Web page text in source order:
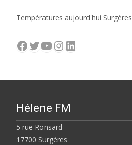
Températures aujourd'hui Surgères
Facebook
Twitter
YouTube
Instagram
LinkedIn
Hélene FM
5 rue Ronsard
17700 Surgères